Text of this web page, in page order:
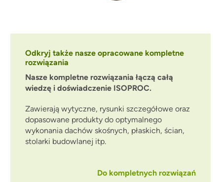
Odkryj także nasze opracowane kompletne
rozwiązania
Nasze kompletne rozwiązania łączą całą
wiedzę i doświadczenie ISOPROC.
Zawierają wytyczne, rysunki szczegółowe oraz
dopasowane produkty do optymalnego
wykonania dachów skośnych, płaskich, ścian,
stolarki budowlanej itp.
Do kompletnych rozwiązań